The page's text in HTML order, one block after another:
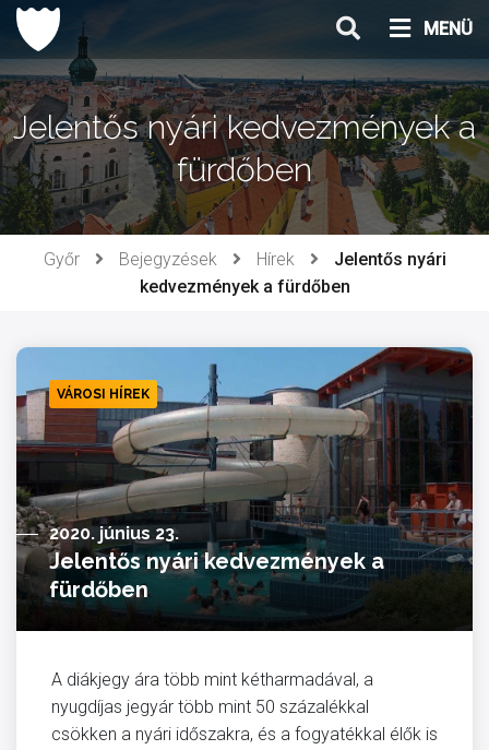
Ugrás
tartalomhoz
MENÜ
Jelentős nyári kedvezmények a
fürdőben
Győr Bejegyzések Hírek
Jelentős nyári
kedvezmények a fürdőben
VÁROSI HÍREK
2020. június 23.
Jelentős nyári kedvezmények a
fürdőben
A diákjegy ára több mint kétharmadával, a
nyugdíjas jegyár több mint 50 százalékkal
csökken a nyári időszakra, és a fogyatékkal élők is